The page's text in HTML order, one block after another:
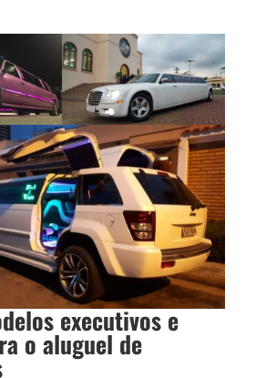
executivos e
oaluguel de